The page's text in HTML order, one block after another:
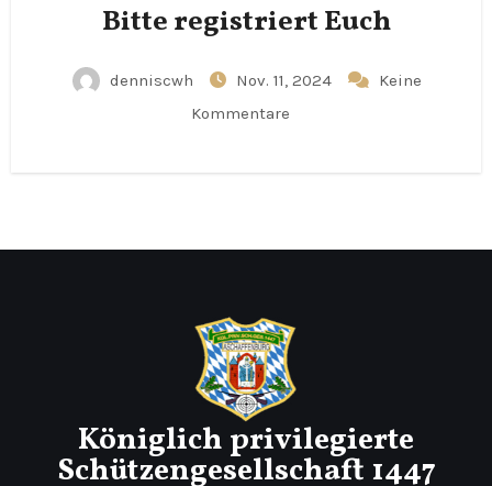
Bitte registriert Euch
denniscwh Nov. 11, 2024
Keine
Kommentare
Königlich privilegierte
Schützengesellschaft 1447